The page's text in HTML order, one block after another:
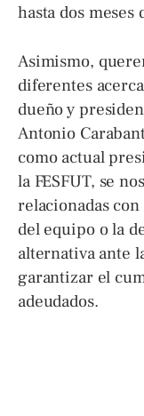
hasta dos meses
Asimismo,
diferentes
dueño y
Antonio
como actual
la FESFUT, se
relacionadas
del equipo o la
alternativa ante
garantizar el
adeudados.